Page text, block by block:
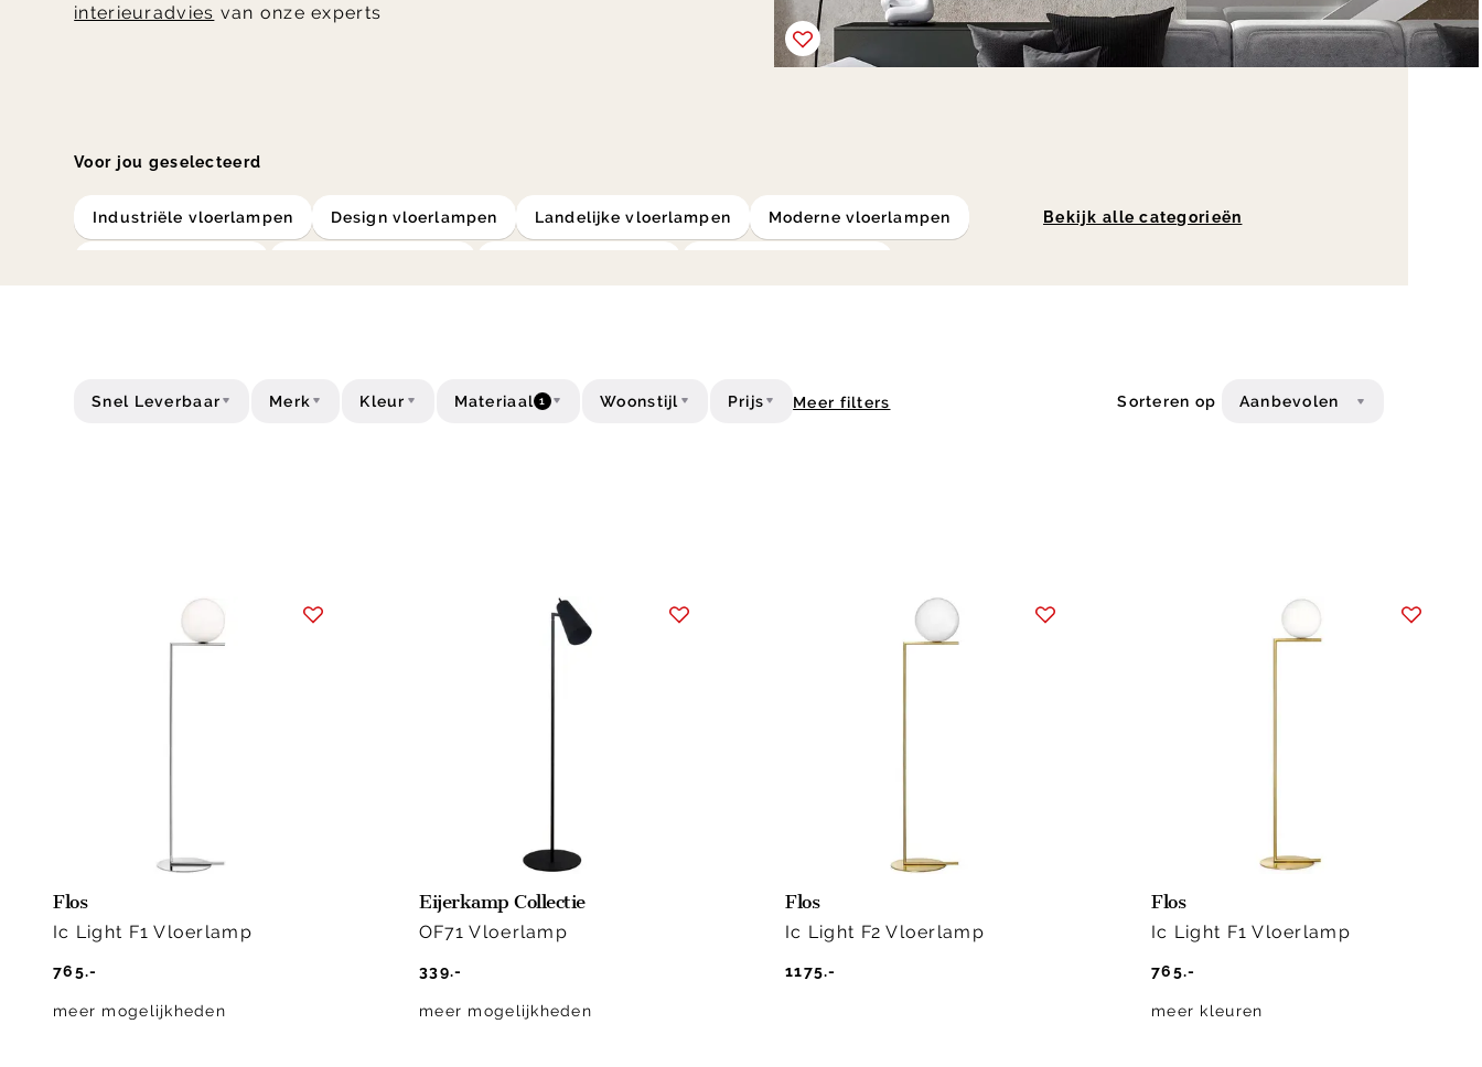
interieuradvies van onze experts
Voor jou geselecteerd
industriële vloerlampen design vloerlampen landelijke vloerlampen moderne vloerlampen Bekijk alle categorieën
Snel Leverbaar Merk Kleur Materiaal 1 Woonstijl Prijs Meer filters Sorteren op Aanbevolen
Flos
Ic Light F1 Vloerlamp
765.-
meer mogelijkheden
Eijerkamp Collectie
OF71 Vloerlamp
339.-
meer mogelijkheden
Flos
Ic Light F2 Vloerlamp
1175.-
Flos
Ic Light F1 Vloerlamp
765.-
meer kleuren